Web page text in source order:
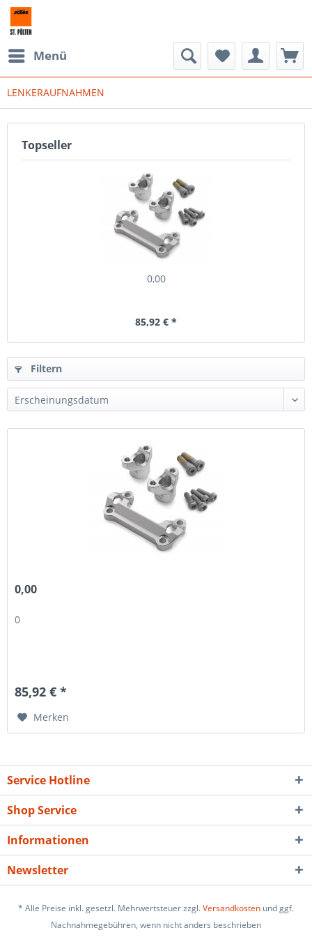
Menü
LENKERAUFNAHMEN
Topseller
0,00
85,92 € *
Filtern
0,00
0
85,92 € *
Merken
Service Hotline
Shop Service
Informationen
Newsletter
* Alle Preise inkl. gesetzl. Mehrwertsteuer zzgl.Versandkosten und ggf.
Nachnahmegebühren, wenn nicht anders beschrieben